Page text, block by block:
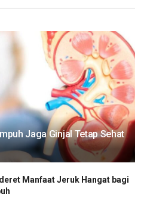
Jaga Ginjal Tetap Sehat
Manfaat Jeruk Hangat bagi